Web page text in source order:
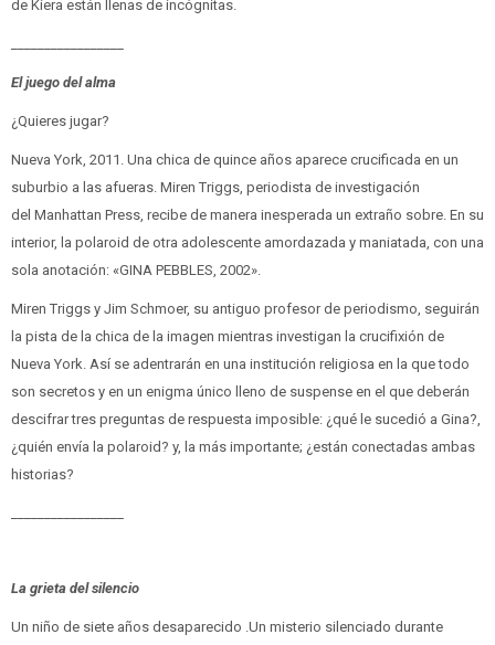
de Kiera están llenas de incógnitas.
El juego del alma
¿Quieres jugar?
Nueva York, 2011. Una chica de quince años aparece crucificada en un
suburbio a las afueras. Miren Triggs, periodista de investigación
del Manhattan Press, recibe de manera inesperada un extraño sobre. En su
interior, la polaroid de otra adolescente amordazada y maniatada, con una
sola anotación: «GINA PEBBLES, 2002».
Miren Triggs y Jim Schmoer, su antiguo profesor de periodismo, seguirán
la pista de la chica de la imagen mientras investigan la crucifixión de
Nueva York. Así se adentrarán en una institución religiosa en la que todo
son secretos y en un enigma único lleno de suspense en el que deberán
descifrar tres preguntas de respuesta imposible: ¿qué le sucedió a Gina?,
¿quién envía la polaroid? y, la más importante; ¿están conectadas ambas
historias?
La grieta del silencio
Un niño de siete años desaparecido .Un misterio silenciado durante